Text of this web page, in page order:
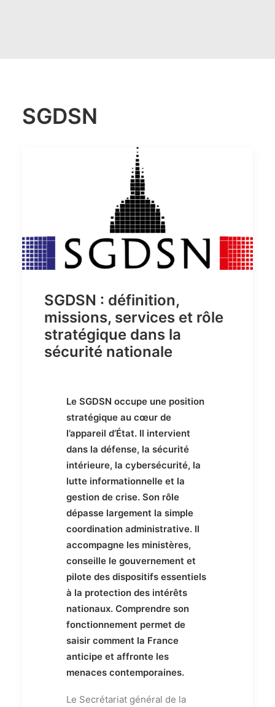
SGDSN
SGDSN : définition,
missions, services et rôle
stratégique dans la
sécurité nationale
Le SGDSN occupe une position
stratégique au cœur de
l’appareil d’État. Il intervient
dans la défense, la sécurité
intérieure, la cybersécurité, la
lutte informationnelle et la
gestion de crise. Son rôle
dépasse largement la simple
coordination administrative. Il
accompagne les ministères,
conseille le gouvernement et
pilote des dispositifs essentiels
à la protection des intérêts
nationaux. Comprendre son
fonctionnement permet de
saisir comment la France
anticipe et affronte les
menaces contemporaines.
Le Secrétariat général de la